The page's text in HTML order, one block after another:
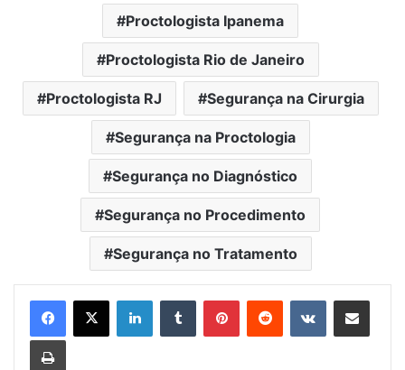
Proctologista Ipanema
Proctologista Rio de Janeiro
Proctologista RJ Segurança na Cirurgia
Segurança na Proctologia
Segurança no Diagnóstico
Segurança no Procedimento
Segurança no Tratamento
LinkedinTumblr PinterestReddit VK Compartilhar via e-mail
Imprimir